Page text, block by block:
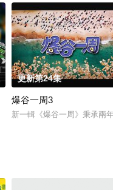
日旅程，一同体验青
引線，為觀眾帶來全城、甚
更新第24集
爆谷一周3
新一輯《爆谷一周》秉承兩